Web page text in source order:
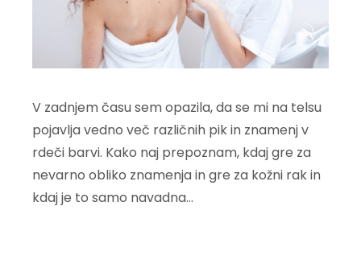
V zadnjem času sem opazila, da se mi na telsu
pojavlja vedno več različnih pik in znamenj v
rdeči barvi. Kako naj prepoznam, kdaj gre za
nevarno obliko znamenja in gre za kožni rak in
kdaj je to samo navadna…